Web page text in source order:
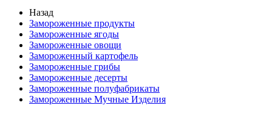
Назад
Замороженные продукты
Замороженные ягоды
Замороженные овощи
Замороженный картофель
Замороженные грибы
Замороженные десерты
Замороженные полуфабрикаты
Замороженные Мучные Изделия